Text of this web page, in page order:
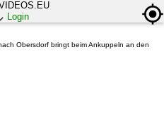
Login
Obersdorf bringt beim Ankuppeln an den